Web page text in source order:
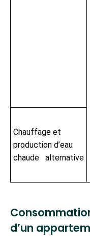
Chauffage et
production d’eau
chaude alternative
d’un